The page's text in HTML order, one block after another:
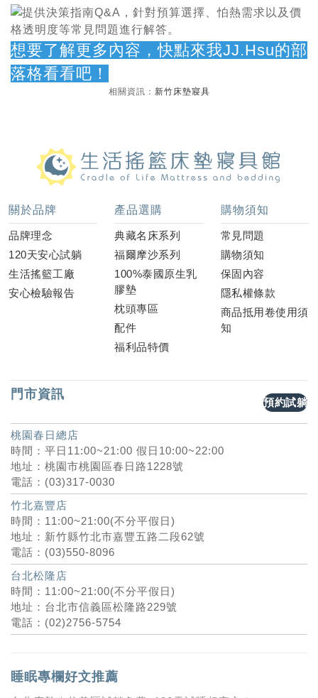
想要了解更多內容，快點來我JJ.Hsu的部
落格看看吧！
相關資訊： 新竹床墊寢具
關於品牌
品牌理念
120天安心試躺
生活搖籃工廠
安心檢驗報告
產品選購
典藏名床系列
福爾摩沙系列
100%泰國原生乳
膠墊
枕頭專區
配件
福利品特價
購物須知
常見問題
購物須知
保固內容
隱私權條款
商品抵用卷使用須
知
門市資訊
預約試躺
桃園春日總店
時間：平日11:00~21:00 假日10:00~22:00
地址：桃園市桃園區春日路1228號
電話：(03)317-0030
竹北嘉豐店
時間：11:00~21:00(不分平假日)
地址：新竹縣竹北市嘉豐五路二段62號
電話：(03)550-8096
台北松隆店
時間：11:00~21:00(不分平假日)
地址：台北市信義區松隆路229號
電話：(02)2756-5754
睡眠專欄好文推薦